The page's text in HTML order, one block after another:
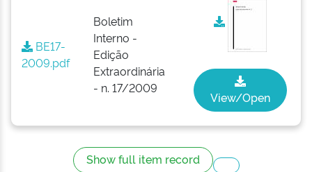
BE17-
2009.pdf
Boletim
Interno -
Edição
Extraordinária
- n. 17/2009
View/Open
Show full item record